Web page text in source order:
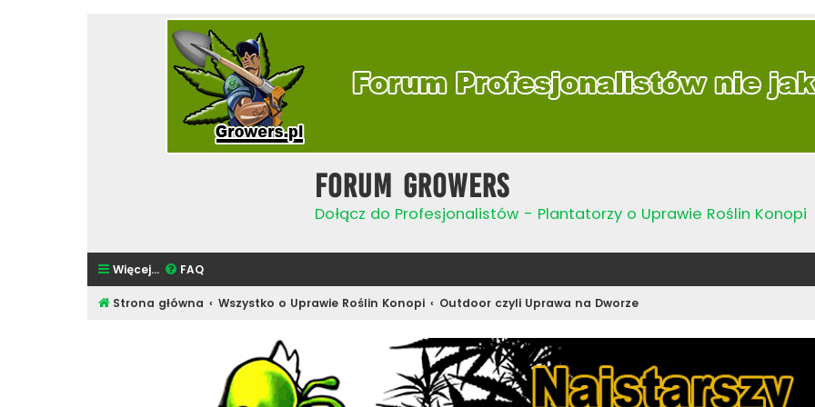
Forum Growers
Dołącz do Profesjonalistów - Plantatorzy o Uprawie Roślin Konopi
Więcej… FAQ
Strona główna Wszystko o Uprawie Roślin Konopi Outdoor czyli Uprawa na Dworze